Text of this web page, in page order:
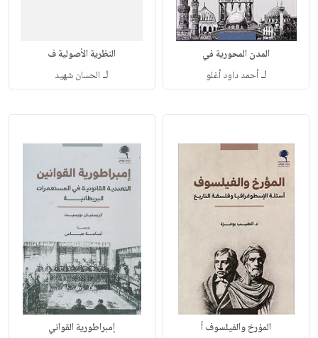
المدن المحورية في
لـأحمد داود أغلو
النظرية الأصولية ف
لـ الحسان شهيد
المؤرخ والفيلسوف أ إمبراطورية القواني